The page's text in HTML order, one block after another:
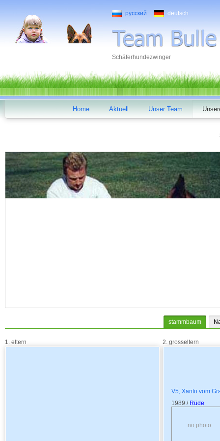
русский deutsch
Schäferhundezwinger
Home Aktuell Unser Team
stammbaum
1. eltern 2. grosseltern
V5, Xanto vom
1989 / Rüde
no photo